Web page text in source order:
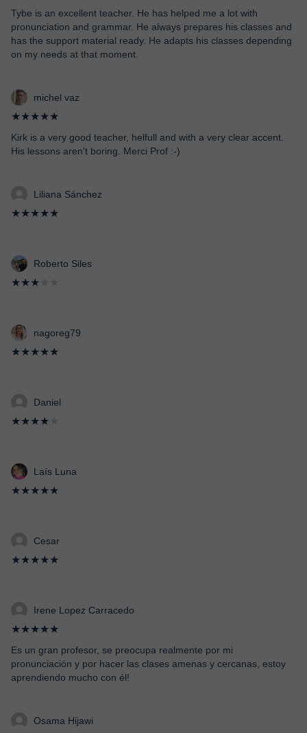
Tybe is an excellent teacher. He has helped me a lot with
pronunciation and grammar. He always prepares his classes and
has the support material ready. He adapts his classes depending
on my needs at that moment.
michel vaz
★★★★★
Kirk is a very good teacher, helfull and with a very clear accent.
His lessons aren't boring. Merci Prof :-)
Liliana Sánchez
★★★★★
Roberto Siles
★★★
nagoreg79
★★★★★
Daniel
★★★★
Laís Luna
★★★★★
Cesar
★★★★★
Irene Lopez Carracedo
★★★★★
Es un gran profesor, se preocupa realmente por mi
pronunciación y por hacer las clases amenas y cercanas, estoy
aprendiendo mucho con él!
Osama Hijawi